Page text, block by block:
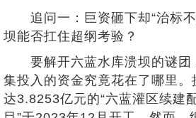
追问一：巨资砸下却“治标不
坝能否扛住超纲考验？
要解开六蓝水库溃坝的谜团
集投入的资金究竟花在了哪里
达3.8253亿元的“六蓝灌区续建